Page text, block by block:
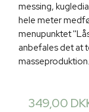
messing,
hele meter
menupunktet
anbefales det at
masseproduktion.
349,00